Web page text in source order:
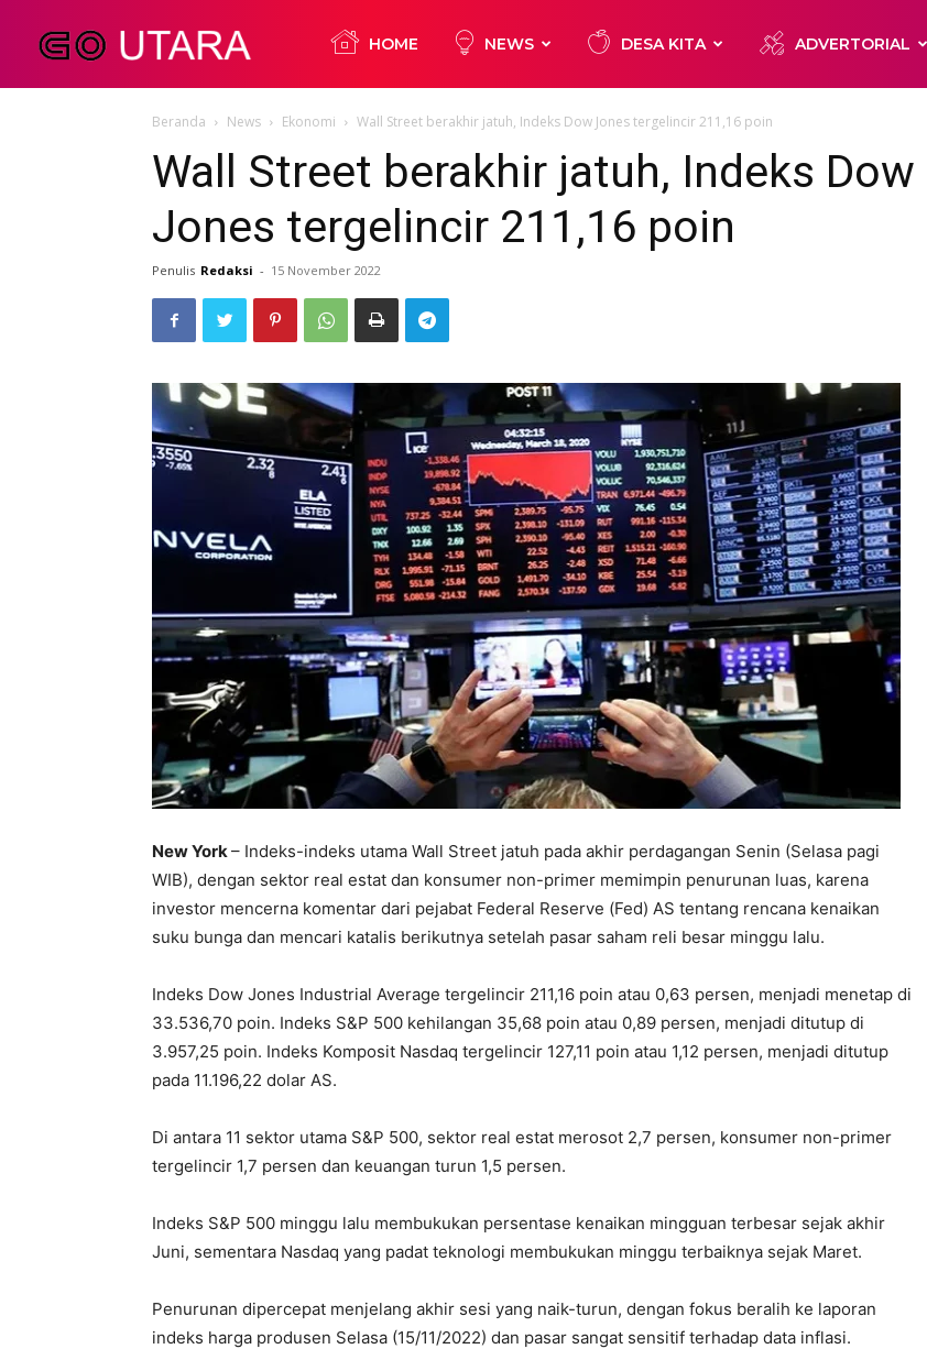
Utara
HOME NEWS DESA KITA ADVERTORIAL
Beranda News Ekonomi Wall Street berakhir jatuh, Indeks Dow Jones tergelincir 211,16 poin
Wall Street berakhir jatuh, Indeks Dow
Jones tergelincir 211,16 poin
Penulis Redaksi - 15 November 2022
New York– Indeks-indeks utama Wall Street jatuh pada akhir perdagangan Senin (Selasa pagi
WIB), dengan sektor real estat dan konsumer non-primer memimpin penurunan luas, karena
investor mencerna komentar dari pejabat Federal Reserve (Fed) AS tentang rencana kenaikan
suku bunga dan mencari katalis berikutnya setelah pasar saham reli besar minggu lalu.
Indeks Dow Jones Industrial Average tergelincir 211,16 poin atau 0,63 persen, menjadi menetap di
33.536,70 poin. Indeks S&P 500 kehilangan 35,68 poin atau 0,89 persen, menjadi ditutup di
3.957,25 poin. Indeks Komposit Nasdaq tergelincir 127,11 poin atau 1,12 persen, menjadi ditutup
pada 11.196,22 dolar AS.
Di antara 11 sektor utama S&P 500, sektor real estat merosot 2,7 persen, konsumer non-primer
tergelincir 1,7 persen dan keuangan turun 1,5 persen.
Indeks S&P 500 minggu lalu membukukan persentase kenaikan mingguan terbesar sejak akhir
Juni, sementara Nasdaq yang padat teknologi membukukan minggu terbaiknya sejak Maret.
Penurunan dipercepat menjelang akhir sesi yang naik-turun, dengan fokus beralih ke laporan
indeks harga produsen Selasa (15/11/2022) dan pasar sangat sensitif terhadap data inflasi.